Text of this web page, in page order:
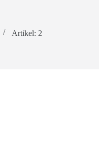
Artikel: 2